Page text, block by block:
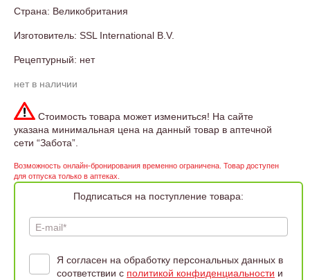
Страна: Великобритания
Изготовитель: SSL International B.V.
Рецептурный: нет
нет в наличии
Стоимость товара может измениться! На сайте
указана минимальная цена на данный товар в аптечной
сети “Забота”.
Возможность онлайн-бронирования временно ограничена. Товар доступен
для отпуска только в аптеках.
Подписаться на поступление товара:
E-mail*
Я согласен на обработку персональных данных в
соответствии с политикой конфиденциальности и